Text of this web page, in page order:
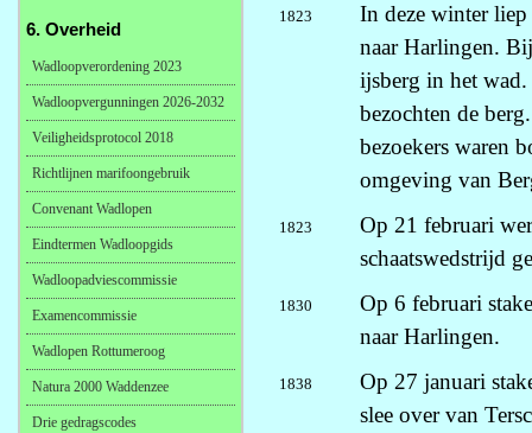
1823
In deze winter liep
naar Harlingen.
ijsberg in het wad.
bezochten de
bezoekers waren
omgeving van
1823
Op 21 februari
schaatswedstrijd
1830
Op 6 februari
naar Harlingen.
1838
Op 27 januari
slee over van
6. Overheid
Wadloopverordening 2023
Wadloopvergunningen 2026-2032
Veiligheidsprotocol 2018
Richtlijnen marifoongebruik
Convenant Wadlopen
Eindtermen Wadloopgids
Wadloopadviescommissie
Examencommissie
Wadlopen Rottumeroog
Natura 2000 Waddenzee
Drie gedragscodes